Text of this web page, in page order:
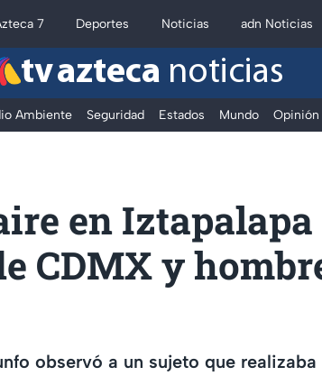
7 Deportes Noticias adn Noticias
tv azteca noticias
Ambiente Seguridad Estados Mundo Opinión
en
CDMX y
observó a un sujeto que